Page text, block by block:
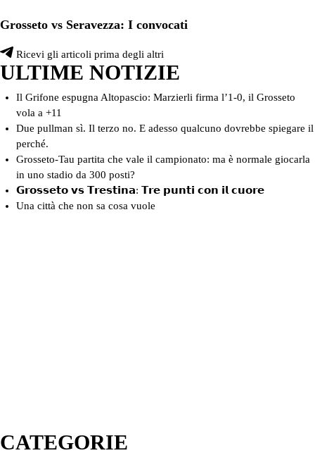
Grosseto vs Seravezza: I convocati
Ricevi gli articoli prima degli altri
ULTIME NOTIZIE
Il Grifone espugna Altopascio: Marzierli firma l’1-0, il Grosseto
vola a +11
Due pullman sì. Il terzo no. E adesso qualcuno dovrebbe spiegare il
perché.
Grosseto-Tau partita che vale il campionato: ma è normale giocarla
in uno stadio da 300 posti?
𝗚𝗿𝗼𝘀𝘀𝗲𝘁𝗼 𝘃𝘀 𝗧𝗿𝗲𝘀𝘁𝗶𝗻𝗮: 𝗧𝗿𝗲 𝗽𝘂𝗻𝘁𝗶 𝗰𝗼𝗻 𝗶𝗹 𝗰𝘂𝗼𝗿𝗲
Una città che non sa cosa vuole
CATEGORIE